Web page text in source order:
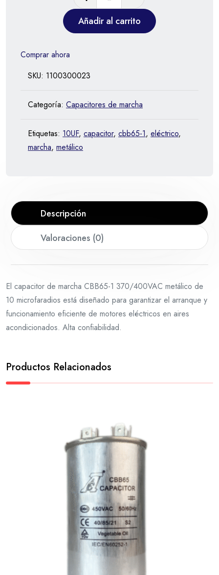
Añadir al carrito
Comprar ahora
SKU: 1100300023
Categoría: Capacitores de marcha
Etiquetas: 10UF, capacitor, cbb65-1, eléctrico,
marcha, metálico
Descripción
Valoraciones (0)
El capacitor de marcha CBB65-1 370/400VAC metálico de
10 microfaradios está diseñado para garantizar el arranque y
funcionamiento eficiente de motores eléctricos en aires
acondicionados. Alta confiabilidad.
Productos Relacionados